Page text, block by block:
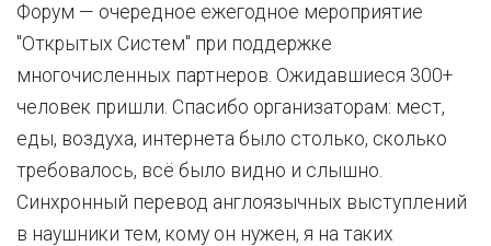
Форум — очередное ежегодное мероприятие
"Открытых Систем" при поддержке
многочисленных партнеров. Ожидавшиеся 300+
человек пришли. Спасибо организаторам: мест,
еды, воздуха, интернета было столько, сколько
требовалось, всё было видно и слышно.
Синхронный перевод англоязычных выступлений
в наушники тем, кому он нужен, я на таких